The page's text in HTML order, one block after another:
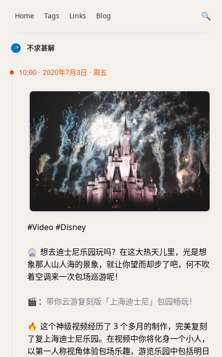
不求甚解
10:00 · 2020年7月3日 · 周五
#Video #Disney
🎡 想去迪士尼乐园玩吗？在这大热天儿里，光是想
象那人山人海的景象，就让你望而却步了吧，何不吹
着空调来一次包场巡游呢！
🎬 ： 带你云游复刻版「上海迪士尼」包园畅玩！
🔥 这个神级视频经历了 3 个多月的制作，完美复刻
了复上海迪士尼乐园。在视频中你将化身一个小人，
以第一人称视角体验包场乐趣，游览乐园中包括明日
Home Tags Links Blog